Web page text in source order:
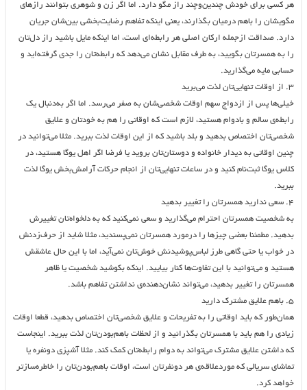
هر کسی برای خودش چندین‌وچند راز مگو دارد. اما اگر زن و شوهری بتوانند رازهای
مگویشان را باهم درمیان بگذارند، یعنی اینکه تفاهم رضایت‌بخشی بین‌شان جریان
دارد. صداقت ازجمله ارکان اصلی هر رابطه‌ای است، اما اینکه مایل باشید راز دل‌تان
را به همسرتان بگویید، به طرف مقابل نشان می‌دهد که رابطه‌تان را جدی گرفته‌اید و
حسابی مایه می‌گذارید.
۳. از اوقات تنهایی‌تان لذت می‌برید
خیلی‌ها پس از ازدواج سهم اوقات شخصی‌شان به صفر می‌رسد. اما اگر به‌دنبال یک
رابطه‌ی سالم و بادوام هستید، لازم است که اوقاتی را هم به خودتان و علایق
شخصی‌تان اختصاص بدهید و بلد باشید که از این اوقات لذت ببرید. مثلا می‌توانید در
چنین اوقاتی به دیدار خانواده و دوستان‌تان بروید یا فرضا اگر اهل یوگا هستید، در
کلاس یوگا ثبت‌نام کنید و در ساعات تنهایی‌تان از انجام حرکات آرامش‌بخش یوگا لذت
ببرید.
۴. سعی ندارید همسرتان را تغییر بدهید
به شخصیت همسرتان احترام می‌گذارید و سعی نمی‌کنید که به دلخواه‌تان تغییرش
بدهید. مطمئنا بعضی چیزها را درمورد همسرتان نمی‌پسندید، مثلا شاید از حرف‌زدنش
در خواب یا حتی گاهی طرز لباس‌پوشیدنش خوش‌تان نمی‌آید، اما با این‌ حال عاشقش
هستید و می‌توانید با این تفاوت‌ها کنار بیایید. اینکه بکوشید شخصیت یا ظاهر
همسرتان را تغییر بدهید، می‌تواند نشان‌دهنده‌ی نداشتن تفاهم باشد.
۵. باهم علایق مشترک دارید
همان‌طور که باید اوقاتی را به تفریحات و علایق شخصی‌تان اختصاص بدهید، قطعا اوقات
زیادی را هم باید با همسرتان بگذرانید و از لحظات باهم‌بودن‌تان لذت ببرید. اینجاست
که داشتن علایق مشترک می‌تواند به دوام رابطه‌تان کمک کند. مثلا آشپزی‌‌ دونفره یا
تماشای سریالی که موردعلاقه‌ی هر دونفرتان است، اوقات باهم‌بودن‌تان را خاطره‌سازتر
خواهد کرد.